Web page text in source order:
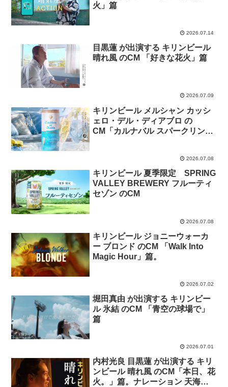
火」篇
2026.07.14
目黒蓮 が出演する キリンビール
晴れ風 のCM 「好きな花火」篇
2026.07.09
キリンビール メルシャン カッシ
ェロ・デル・ディアブロ の
CM「カルナバル スパークリング
2026.07.08
キリンビール 夏季限定 SPRING
VALLEY BREWERY フルーティ
セゾン のCM
2026.07.08
キリンビール ジョニーウォーカ
ー ブロンド のCM 「Walk Into
Magic Hour」篇。
2026.07.02
堀田真由 が出演する キリンビー
ル 氷結 のCM 「青空の球場で」
篇
2026.07.01
内村光良 目黒蓮 が出演する キリ
ンビール 晴れ風 のCM「本日、花
火。」篇。ナレーション 天海祐